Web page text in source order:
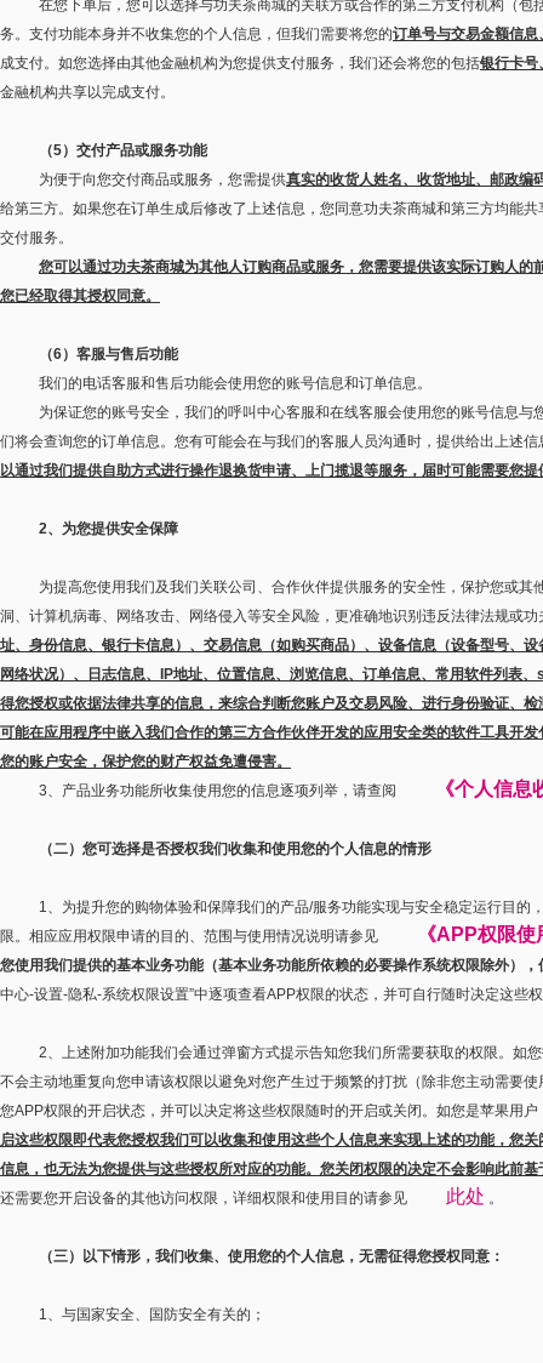
在您下单后，您可以选择与功夫茶商城的关联方或合作的第三方支付机构（包
务。支付功能本身并不收集您的个人信息，但我们需要将您的订单号与交易金额信
成支付。如您选择由其他金融机构为您提供支付服务，我们还会将您的包括银行卡号
金融机构共享以完成支付。
（5）交付产品或服务功能
为便于向您交付商品或服务，您需提供真实的收货人姓名、收货地址、邮政编
给第三方。如果您在订单生成后修改了上述信息，您同意功夫茶商城和第三方均能
交付服务。
您可以通过功夫茶商城为其他人订购商品或服务，您需要提供该实际订购人
您已经取得其授权同意。
（6）客服与售后功能
我们的电话客服和售后功能会使用您的账号信息和订单信息。
为保证您的账号安全，我们的呼叫中心客服和在线客服会使用您的账号信息
们将会查询您的订单信息。您有可能会在与我们的客服人员沟通时，提供给出上述
以通过我们提供自助方式进行操作退换货申请、上门揽退等服务，届时可能需要您
2、为您提供安全保障
为提高您使用我们及我们关联公司、合作伙伴提供服务的安全性，保护您或
洞、计算机病毒、网络攻击、网络侵入等安全风险，更准确地识别违反法律法规或
址、身份信息、银行卡信息）、交易信息（如购买商品）、设备信息（设备型号、设
网络状况）、日志信息、
IP地址、位置信息、浏览信息、订单信息、常用软件列表、
得您授权或依据法律共享的信息，来综合判断您账户及交易风险、进行身份验证、
可能在应用程序中嵌入我们合作的第三方合作伙伴开发的应用安全类的软件工具开
您的账户安全，保护您的财产权益免遭侵害。
3、产品业务功能所收集使用您的信息逐项列举，请查阅 《个人信
（二）您可选择是否授权我们收集和使用您的个人信息的情形
1、为提升您的购物体验和保障我们的产品/服务功能实现与安全稳定运行目的
限。相应应用权限申请的目的、范围与使用情况说明请参见
《APP权限使
您使用我们提供的基本业务功能（基本业务功能所依赖的必要操作系统权限除外）
中心-设置-隐私-系统权限设置”中逐项查看APP权限的状态，并可自行随时决定这些
2、上述附加功能我们会通过弹窗方式提示告知您我们所需要获取的权限。如
不会主动地重复向您申请该权限以避免对您产生过于频繁的打扰（除非您主动需要
您APP权限的开启状态，并可以决定将这些权限随时的开启或关闭。如您是苹果用
启这些权限即代表您授权我们可以收集和使用这些个人信息来实现上述的功能，您
信息，也无法为您提供与这些授权所对应的功能。您关闭权限的决定不会影响此前
还需要您开启设备的其他访问权限，详细权限和使用目的请参见
此处 。
（三）以下情形，我们收集、使用您的个人信息，无需征得您授权同意：
1、与国家安全、国防安全有关的；